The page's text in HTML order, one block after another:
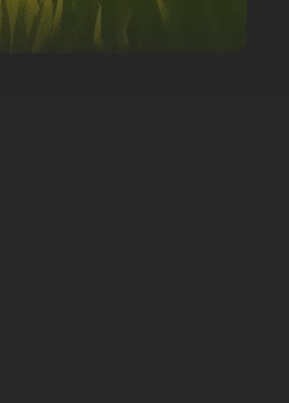
moda a armas de fogo. Mas